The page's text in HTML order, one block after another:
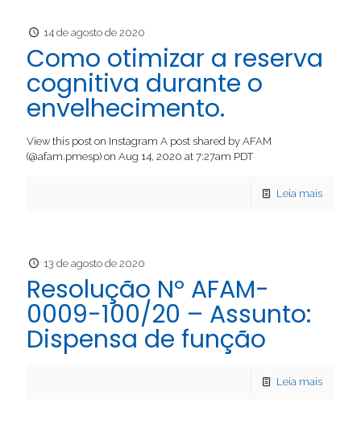
14 de agosto de 2020
Como otimizar a reserva
cognitiva durante o
envelhecimento.
View this post on Instagram A post shared by AFAM
(@afam.pmesp) on Aug 14, 2020 at 7:27am PDT
Leia mais
13 de agosto de 2020
Resolução Nº AFAM-
0009-100/20 – Assunto:
Dispensa de função
Leia mais